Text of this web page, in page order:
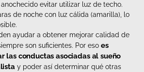
evitar utilizar luz de techo.
de noche con luz cálida (amarilla), lo
ayudar a obtener mejorar calidad de
son suficientes. Por esoes
las conductas asociadas al sueño
y poder así determinar qué otras